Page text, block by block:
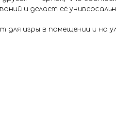
и делает её
для игры в помещении и на